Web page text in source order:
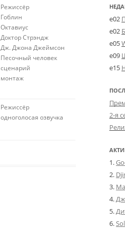
Режиссёр
Гоблин
Октавиус
Доктор Стрэндж
Дж. Джона Джеймсон
Песочный человек
сценарий
монтаж
Режиссёр
одноголосая озвучка
e02
e02
e05
e09
e15
2-я